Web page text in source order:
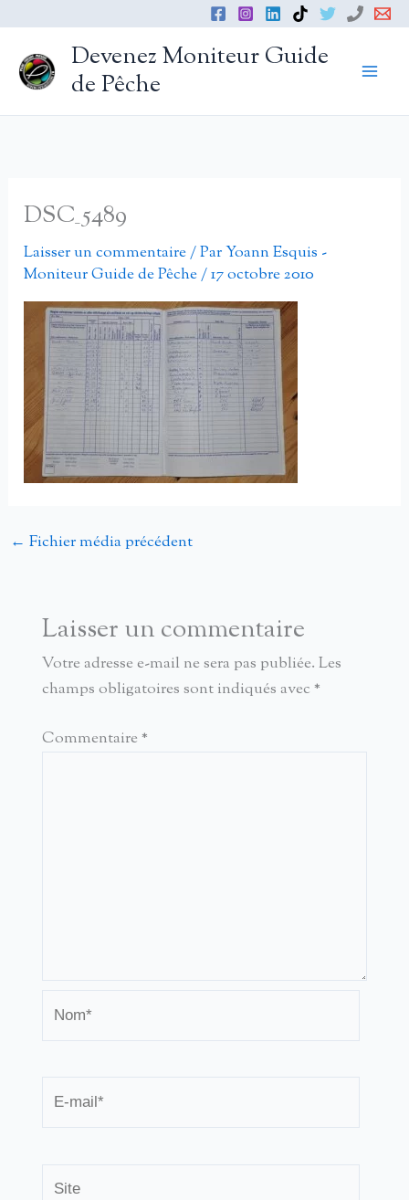
contenu
Devenez Moniteur Guide
de Pêche
DSC_5489
Laisser un commentaire/ ParYoann Esquis -
Moniteur Guide de Pêche/17 octobre 2010
← Fichier média précédent
Laisser un commentaire
Votre adresse e-mail ne sera pas publiée. Les
champs obligatoires sont indiqués avec *
Commentaire *
mail*